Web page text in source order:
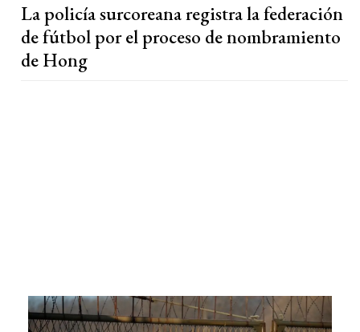
La policía surcoreana registra la federación
de fútbol por el proceso de nombramiento
de Hong